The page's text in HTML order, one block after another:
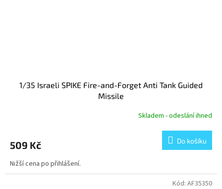
1/35 Israeli SPIKE Fire-and-Forget Anti Tank Guided
Missile
Skladem - odeslání ihned
509 Kč Do košíku
Nižší cena po přihlášení.
Kód: AF35350